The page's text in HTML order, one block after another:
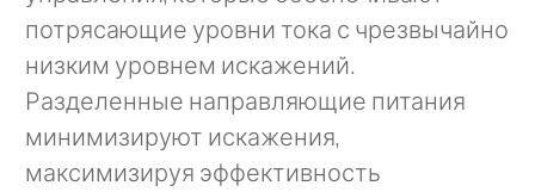
потрясающие уровни тока с чрезвычайно
низким уровнем искажений.
Разделенные направляющие питания
минимизируют искажения,
максимизируя эффективность